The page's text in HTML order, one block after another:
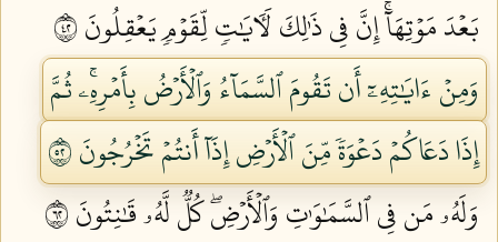
بَعۡدَ مَوۡتِهَآۚ إِنَّ فِي ذَٰلِكَ لَأٓيَٰتٖ لِّقَوۡمٖ يَعۡقِلُونَ ٢٤
وَمِنۡ ءَايَٰتِهِۦٓ أَن تَقُومَ ٱلسَّمَآءُ وَٱلۡأَرۡضُ بِأَمۡرِهِۦۚ ثُمَّ
إِذَا دَعَاكُمۡ دَعۡوَةٗ مِّنَ ٱلۡأَرۡضِ إِذَآ أَنتُمۡ تَخۡرُجُونَ ٢٥
وَلَهُۥ مَن فِي ٱلسَّمَٰوَٰتِ وَٱلۡأَرۡضِۖ كُلّٞ لَّهُۥ قَٰنِتُونَ ٢٦